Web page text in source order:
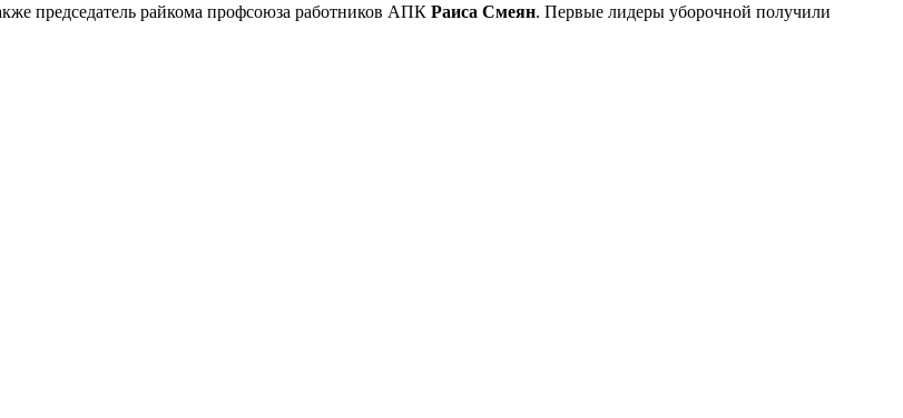
председатель райкома профсоюза работников АПК Раиса Смеян. Первые лидеры уборочной получили